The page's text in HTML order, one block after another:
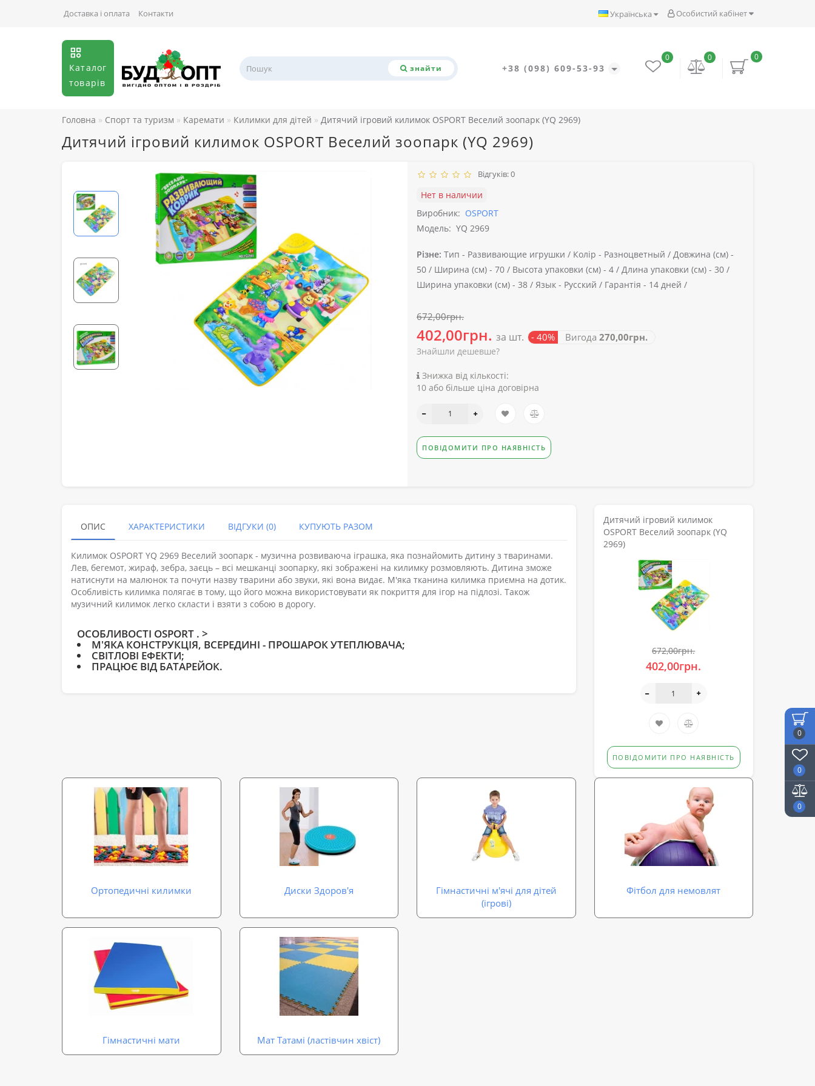
0
0
0
Особистий кабінет
Українська
Доставка і оплата Контакти
Каталог
товарів
знайти +38 (098) 609-53-93
0
0
0
Головна Спорт та туризм Каремати Килимки для дітей Дитячий ігровий килимок OSPORT Веселий зоопарк (YQ 2969)
Дитячий ігровий килимок OSPORT Веселий зоопарк (YQ 2969)
Відгуків: 0
Нет в наличии
Виробник: OSPORT
Модель: YQ 2969
Різне: Тип - Развивающие игрушки / Колір - Разноцветный / Довжина (см) -
50 / Ширина (см) - 70 / Высота упаковки (см) - 4 / Длина упаковки (см) - 30 /
Ширина упаковки (см) - 38 / Язык - Русский / Гарантія - 14 дней /
672,00грн.
402,00грн. за шт. - 40% Вигода 270,00грн.
Знайшли дешевше?
Знижка від кількості:
10 або більше ціна договірна
ПОВІДОМИТИ ПРО НАЯВНІСТЬ
ОПИС ХАРАКТЕРИСТИКИ ВІДГУКИ (0) КУПУЮТЬ РАЗОМ
Килимок OSPORT YQ 2969 Веселий зоопарк - музична розвиваюча іграшка, яка познайомить дитину з тваринами.
Лев, бегемот, жираф, зебра, заєць – всі мешканці зоопарку, які зображені на килимку розмовляють. Дитина зможе
натиснути на малюнок та почути назву тварини або звуки, які вона видає. М'яка тканина килимка приємна на дотик.
Особливість килимка полягає в тому, що його можна використовувати як покриття для ігор на підлозі. Також
музичний килимок легко скласти і взяти з собою в дорогу.
ОСОБЛИВОСТІ OSPORT . >
М'ЯКА КОНСТРУКЦІЯ, ВСЕРЕДИНІ - ПРОШАРОК УТЕПЛЮВАЧА;
СВІТЛОВІ ЕФЕКТИ;
ПРАЦЮЄ ВІД БАТАРЕЙОК.
Дитячий ігровий килимок
OSPORT Веселий зоопарк (YQ
2969)
672,00грн.
402,00грн.
ПОВІДОМИТИ ПРО НАЯВНІСТЬ
Ортопедичні килимки Диски Здоров'я
Гімнастичні м'ячі для дітей
(ігрові)
Фітбол для немовлят
Гімнастичні мати Мат Татамі (ластівчин хвіст)